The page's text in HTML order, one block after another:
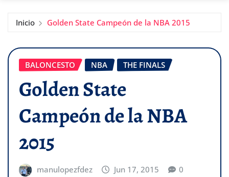
Inicio Golden State Campeón de la NBA 2015
BALONCESTO NBA THE FINALS
Golden State
Campeón de la NBA
2015
manulopezfdez Jun 17, 2015 0